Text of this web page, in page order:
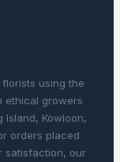
using the
ethical growers
Island, Kowloon,
orders placed
satisfaction, our